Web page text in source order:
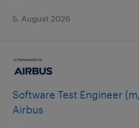
5. August 2026
Software Test Engineer
Airbus